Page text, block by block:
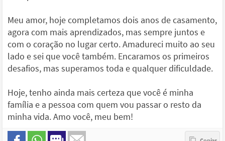
Meu amor, hoje completamos dois anos de casamento,
agora com mais aprendizados, mas sempre juntos e
com o coração no lugar certo. Amadureci muito ao seu
lado e sei que você também. Encaramos os primeiros
desafios, mas superamos toda e qualquer dificuldade.
Hoje, tenho ainda mais certeza que você é minha
família e a pessoa com quem vou passar o resto da
minha vida. Amo você, meu bem!